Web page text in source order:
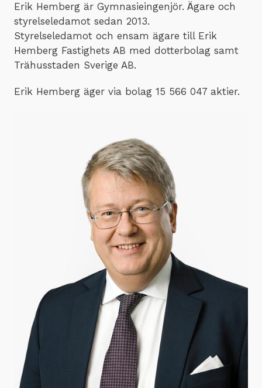
Erik Hemberg är Gymnasieingenjör. Ägare och
styrelseledamot sedan 2013.
Styrelseledamot och ensam ägare till Erik
Hemberg Fastighets AB med dotterbolag samt
Trähusstaden Sverige AB.
Erik Hemberg äger via bolag 15 566 047 aktier.